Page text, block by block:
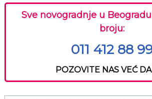
Sve novogradnje u
broju:
011 412 88
POZOVITE NAS VEĆ